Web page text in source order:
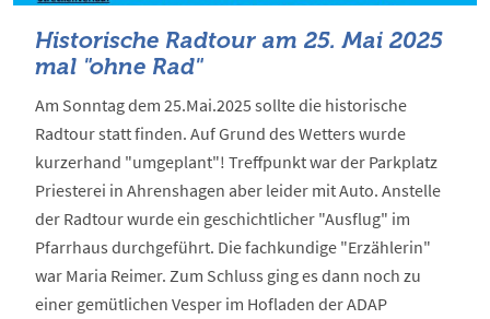
Historische Radtour am 25. Mai 2025
mal "ohne Rad"
Am Sonntag dem 25.Mai.2025 sollte die historische
Radtour statt finden. Auf Grund des Wetters wurde
kurzerhand "umgeplant"! Treffpunkt war der Parkplatz
Priesterei in Ahrenshagen aber leider mit Auto. Anstelle
der Radtour wurde ein geschichtlicher "Ausflug" im
Pfarrhaus durchgeführt. Die fachkundige "Erzählerin"
war Maria Reimer. Zum Schluss ging es dann noch zu
einer gemütlichen Vesper im Hofladen der ADAP